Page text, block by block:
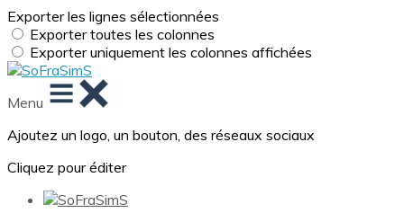
Exporter les lignes sélectionnées
Exporter toutes les colonnes
Exporter uniquement les colonnes affichées
Menu
Ajoutez un logo, un bouton, des réseaux sociaux
Cliquez pour éditer